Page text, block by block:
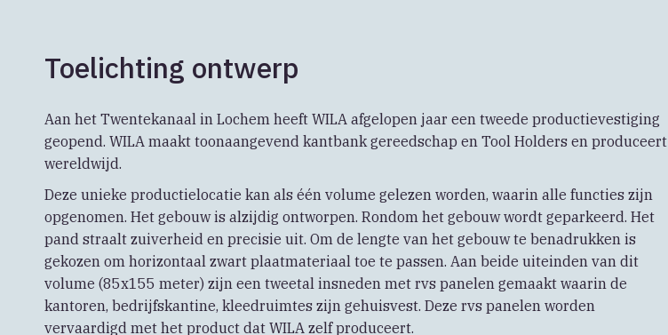
Toelichting ontwerp
Aan het Twentekanaal in Lochem heeft WILA afgelopen jaar een tweede productievestiging
geopend. WILA maakt toonaangevend kantbank gereedschap en Tool Holders en produceert
wereldwijd.
Deze unieke productielocatie kan als één volume gelezen worden, waarin alle functies zijn
opgenomen. Het gebouw is alzijdig ontworpen. Rondom het gebouw wordt geparkeerd. Het
pand straalt zuiverheid en precisie uit. Om de lengte van het gebouw te benadrukken is
gekozen om horizontaal zwart plaatmateriaal toe te passen. Aan beide uiteinden van dit
volume (85x155 meter) zijn een tweetal insneden met rvs panelen gemaakt waarin de
kantoren, bedrijfskantine, kleedruimtes zijn gehuisvest. Deze rvs panelen worden
vervaardigd met het product dat WILA zelf produceert.